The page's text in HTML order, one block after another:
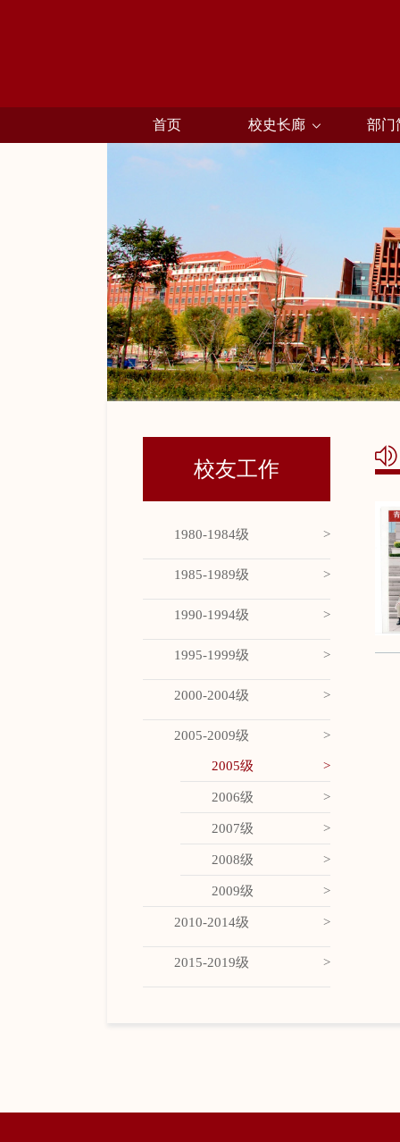
首页 校史长廊 部
校友工作
1980-1984级
1985-1989级
1990-1994级
1995-1999级
2000-2004级
2005-2009级
2005级
2006级
2007级
2008级
2009级
2010-2014级
2015-2019级